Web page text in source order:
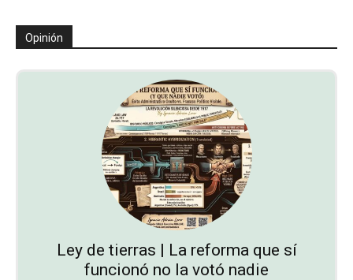
Opinión
Ley de tierras | La reforma que sí
funcionó no la votó nadie